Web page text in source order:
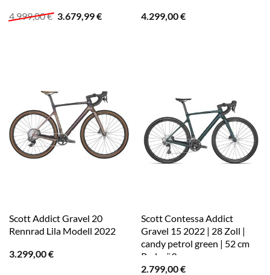
4.999,00€ Ursprünglicher
3.679,99€Aktueller
4.299,00€
Scott Addict Gravel 20
Rennrad Lila Modell 2022
3.299,00€
Scott Contessa Addict
Gravel 15 2022 | 28 Zoll |
candy petrol green | 52 cm
Radgröße
2.799,00€